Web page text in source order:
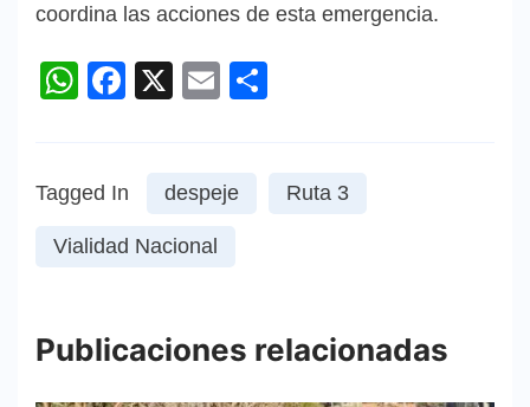
coordina las acciones de esta emergencia.
WhatsApp
Facebook
X Email
Tagged In despeje Ruta 3
Vialidad Nacional
Publicaciones relacionadas